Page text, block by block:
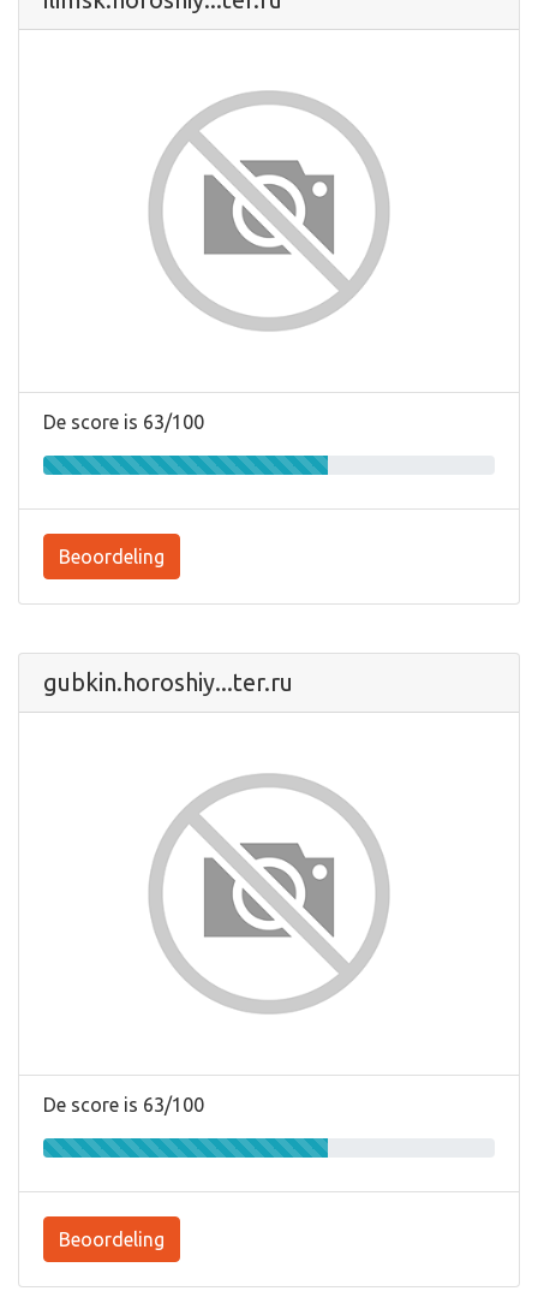
De score is 63/100
Beoordeling
gubkin.horoshiy...ter.ru
De score is 63/100
Beoordeling